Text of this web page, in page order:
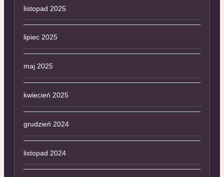
listopad 2025
lipiec 2025
maj 2025
kwiecień 2025
grudzień 2024
listopad 2024